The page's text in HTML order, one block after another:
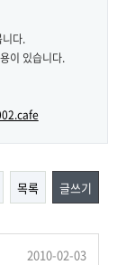
다.
이 있습니다.
목록 글쓰기
2010-02-03